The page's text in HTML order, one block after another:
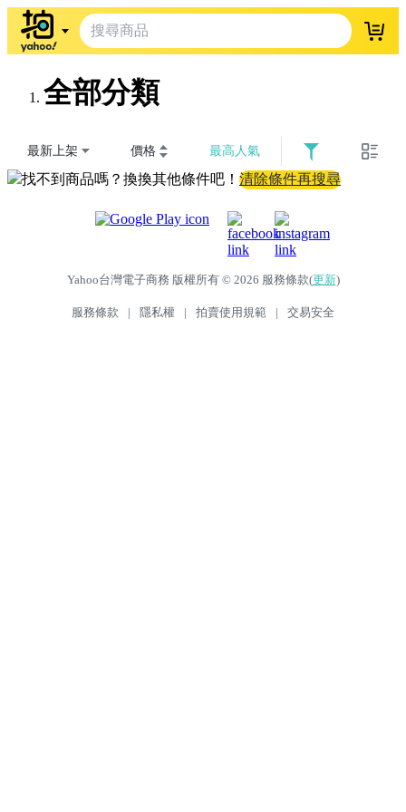
登入
全部分類
最新上架 價格 最高人氣
找不到商品嗎？換換其他條件吧！ 清除條件再搜尋
Yahoo台灣電子商務 版權所有 © 2026 服務條款(更新)
服務條款 | 隱私權 | 拍賣使用規範 | 交易安全